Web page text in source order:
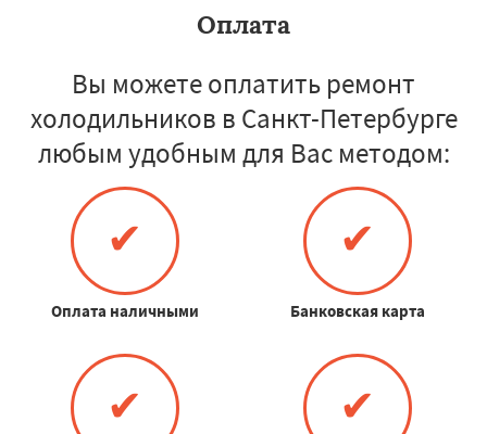
Оплата
Вы можете оплатить ремонт
холодильников в Санкт-Петербурге
любым удобным для Вас методом:
✔
Оплата наличными
✔
Банковская карта
✔ ✔